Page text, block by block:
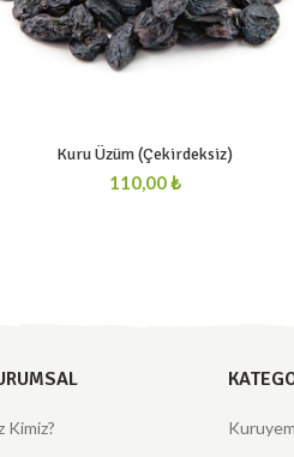
Kuru Üzüm (Çekirdeksiz)
₺
Kimiz?